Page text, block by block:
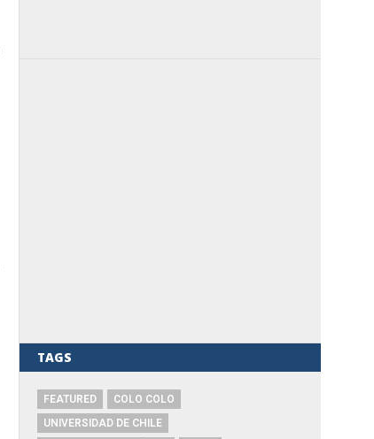
TAGS
FEATURED
COLO COLO
UNIVERSIDAD DE CHILE